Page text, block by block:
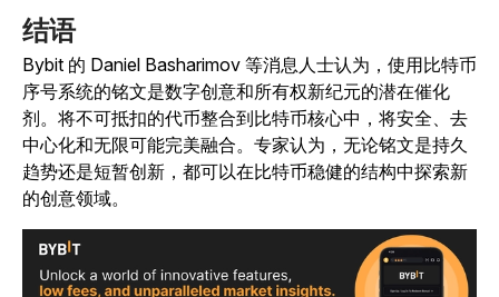
结语
Bybit 的 Daniel Basharimov 等消息人士认为，使用比特币
序号系统的铭文是数字创意和所有权新纪元的潜在催化
剂。将不可抵扣的代币整合到比特币核心中，将安全、去
中心化和无限可能完美融合。专家认为，无论铭文是持久
趋势还是短暂创新，都可以在比特币稳健的结构中探索新
的创意领域。